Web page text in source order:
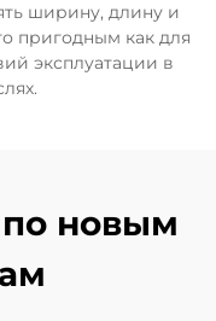
ширину, длину и
пригодным как для
эксплуатации в
новым